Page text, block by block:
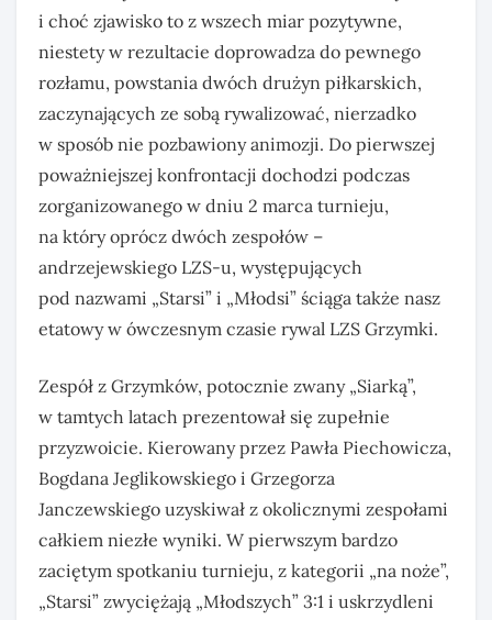
i choć zjawisko to z wszech miar pozytywne,
niestety w rezultacie doprowadza do pewnego
rozłamu, powstania dwóch drużyn piłkarskich,
zaczynających ze sobą rywalizować, nierzadko
w sposób nie pozbawiony animozji. Do pierwszej
poważniejszej konfrontacji dochodzi podczas
zorganizowanego w dniu 2 marca turnieju,
na który oprócz dwóch zespołów –
andrzejewskiego LZS-u, występujących
pod nazwami „Starsi” i „Młodsi” ściąga także nasz
etatowy w ówczesnym czasie rywal LZS Grzymki.
Zespół z Grzymków, potocznie zwany „Siarką”,
w tamtych latach prezentował się zupełnie
przyzwoicie. Kierowany przez Pawła Piechowicza,
Bogdana Jeglikowskiego i Grzegorza
Janczewskiego uzyskiwał z okolicznymi zespołami
całkiem niezłe wyniki. W pierwszym bardzo
zaciętym spotkaniu turnieju, z kategorii „na noże”,
„Starsi” zwyciężają „Młodszych” 3:1 i uskrzydleni